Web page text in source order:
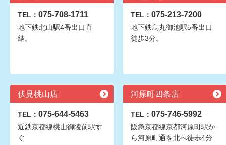
TEL： 075-708-1711
地下鉄北山駅4番出口直
結。
TEL： 075-213-7200
地下鉄烏丸御池駅5番出口
徒歩3分。
伏見桃山店
TEL： 075-644-5463
近鉄京都線桃山御陵前駅す
ぐ
河原町四条店
TEL： 075-746-5992
阪急京都線京都河原町駅か
ら河原町通を北へ徒歩4分